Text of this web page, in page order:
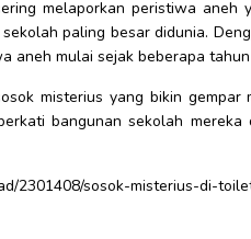
melaporkan peristiwa aneh
paling besar didunia.
aneh mulai sejak beberapa
misterius yang bikin
bangunan sekolah
2301408/sosok-misterius-di-